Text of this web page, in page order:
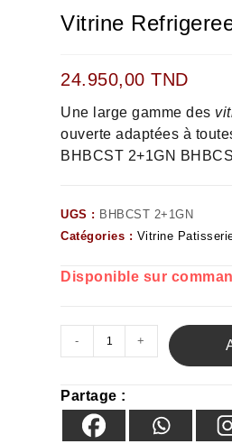
Vitrine
24.950,00TND
Une large gamme des
ouverte adaptées à
BHBCST 2+1GN
UGS : BHBCST 2+1GN
Catégories : Vitrine
Disponible sur
- +
Partage :